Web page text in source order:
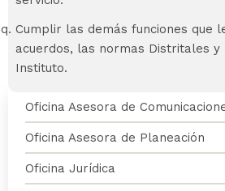
Cumplir las demás funciones que
acuerdos, las normas Distritales y
Instituto.
Oficinas
Oficina Asesora de
Oficina Asesora de Planeación
Oficina Jurídica